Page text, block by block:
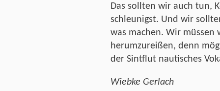
Das sollten wir auch tun,
schleunigst. Und wir
was machen. Wir müssen
herumzureißen, denn
der Sintflut nautisches
Wiebke Gerlach